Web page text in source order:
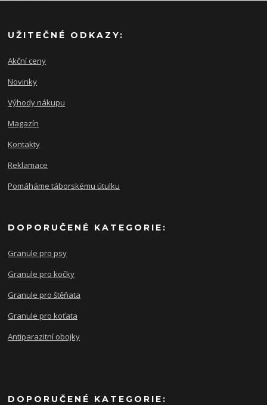
UŽITEČNÉ ODKAZY:
Akční ceny
Novinky
Výhody nákupu
Magazín
Kontakty
Reklamace
Pomáháme táborskému útulku
DOPORUČENÉ KATEGORIE:
Granule pro psy
Granule pro kočky
Granule pro štěňata
Granule pro koťata
Antiparazitní obojky
DOPORUČENÉ KATEGORIE: